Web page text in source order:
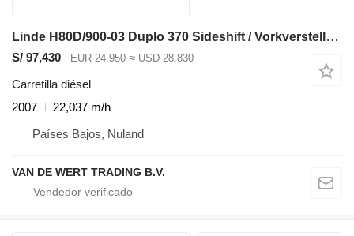
Linde H80D/900-03 Duplo 370 Sideshift / Vorkversteller 6 cilinder Dies
S/ 97,430 EUR 24,950 ≈ USD 28,830
Carretilla diésel
2007
22,037 m/h
Países Bajos, Nuland
VAN DE WERT TRADING B.V.